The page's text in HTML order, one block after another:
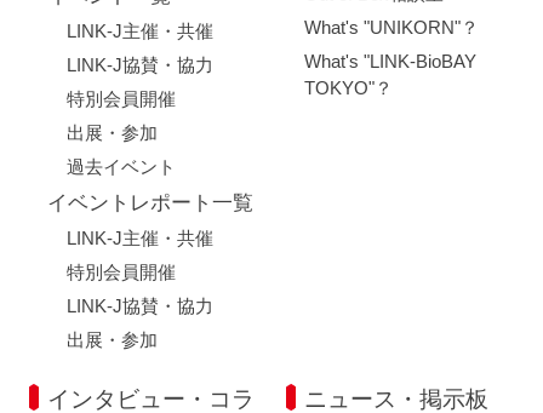
LINK-J主催・共催
LINK-J協賛・協力
特別会員開催
出展・参加
過去イベント
イベントレポート一覧
LINK-J主催・共催
特別会員開催
LINK-J協賛・協力
出展・参加
What's "UNIKORN"？
What's "LINK-BioBAY
TOKYO"？
インタビュー・コラ
ニュース・掲示板